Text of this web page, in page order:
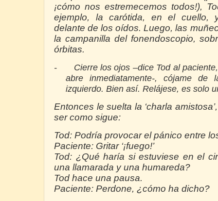
¡cómo nos estremecemos todos!),
ejemplo, la carótida, en el cuello,
delante de los oídos. Luego, las
la campanilla del fonendoscopio,
órbitas.
-
Cierre los ojos –dice Tod al
abre inmediatamente-, cójame de
izquierdo. Bien así. Relájese, es solo
Entonces le suelta la ‘charla
ser como sigue:
Tod: Podría provocar el pánico entre
Paciente: Gritar ‘¡fuego!’
Tod: ¿Qué haría si estuviese en el
una llamarada y una humareda?
Tod hace una pausa.
Paciente: Perdone, ¿cómo ha dicho?